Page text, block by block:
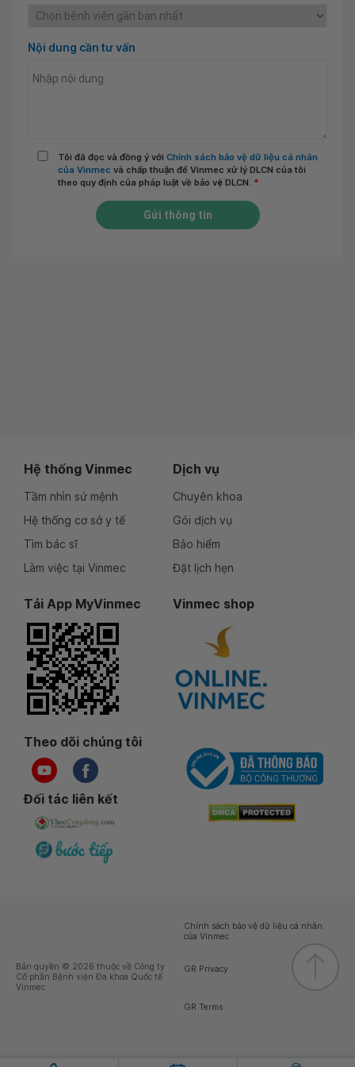
Nội dung cần tư vấn
Tôi đã đọc và đồng ý với Chính sách bảo vệ dữ liệu cá nhân
của Vinmec và chấp thuận để Vinmec xử lý DLCN của tôi
theo quy định của pháp luật về bảo vệ DLCN. *
Gửi thông tin
Hệ thống Vinmec
Tầm nhìn sứ mệnh
Hệ thống cơ sở y tế
Tìm bác sĩ
Làm việc tại Vinmec
Dịch vụ
Chuyên khoa
Gói dịch vụ
Bảo hiểm
Đặt lịch hẹn
Tải App MyVinmec Vinmec shop
Theo dõi chúng tôi
Đối tác liên kết
Bản quyền © 2026 thuộc về Công ty
Cổ phần Bệnh viện Đa khoa Quốc tế
Vinmec
Chính sách bảo vệ dữ liệu cá nhân
của Vinmec
GR Privacy
GR Terms